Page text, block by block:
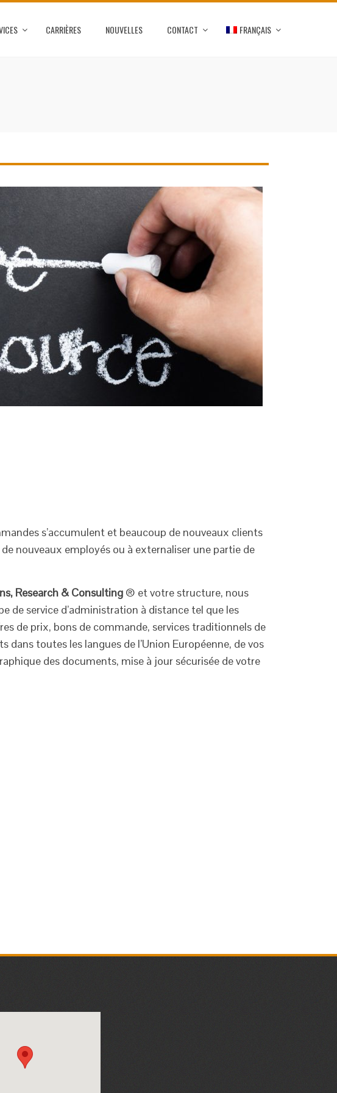
CARRIÈRES NOUVELLES CONTACT FRANÇAIS
s’accumulent et beaucoup de nouveaux clients
nouveaux employés ou à externaliser une partie de
Research & Consulting ® et votre structure, nous
de service d’administration à distance tel que les
de prix, bons de commande, services traditionnels de
toutes les langues de l’Union Européenne, de vos
des documents, mise à jour sécurisée de votre